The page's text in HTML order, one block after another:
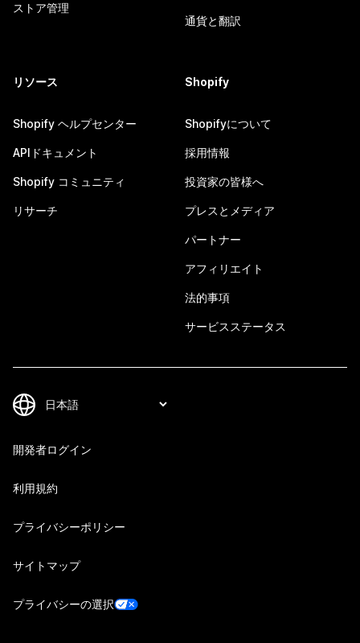
ストア管理
通貨と翻訳
リソース
Shopify ヘルプセンター
APIドキュメント
Shopify コミュニティ
リサーチ
Shopify
Shopifyについて
採用情報
投資家の皆様へ
プレスとメディア
パートナー
アフィリエイト
法的事項
サービスステータス
開発者ログイン
利用規約
プライバシーポリシー
サイトマップ
プライバシーの選択